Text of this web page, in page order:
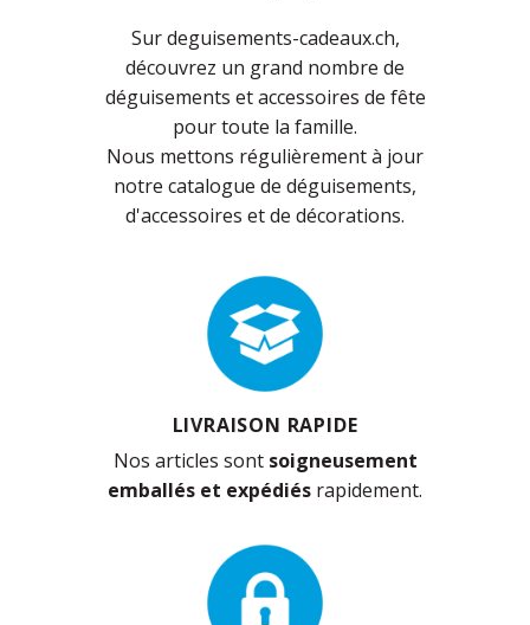
Sur deguisements-cadeaux.ch,
découvrez un grand nombre de
déguisements et accessoires de fête
pour toute la famille.
Nous mettons régulièrement à jour
notre catalogue de déguisements,
d'accessoires et de décorations.
LIVRAISON RAPIDE
Nos articles sont soigneusement
emballés et expédiés rapidement.